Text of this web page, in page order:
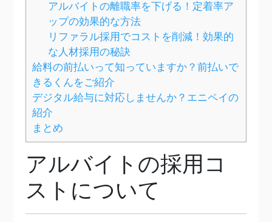
アルバイトの離職率を下げる！定着率ア
ップの効果的な方法
リファラル採用でコストを削減！効果的
な人材採用の秘訣
給料の前払いって知っていますか？前払いで
きるくんをご紹介
デジタル給与に対応しませんか？エニペイの
紹介
まとめ
アルバイトの採用コ
ストについて